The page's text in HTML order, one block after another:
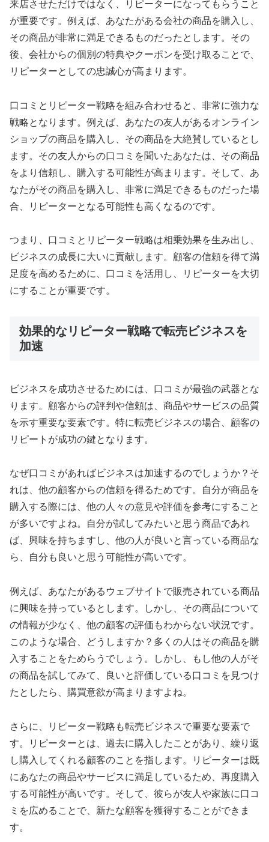
来店させただけではなく、リピーターになってもらうこと
が重要です。例えば、あなたがある会社の商品を購入し、
その商品が非常に満足できるものだったとします。その
後、会社からの個別の特典やクーポンを受け取ることで、
リピーターとしての忠誠心が高まります。
口コミとリピーター戦略を組み合わせると、非常に強力な
戦略となります。例えば、あなたの友人があるオンライン
ショップの商品を購入し、その商品を大絶賛しているとし
ます。その友人からの口コミを聞いたあなたは、その商品
をより信頼し、購入する可能性が高まります。そして、あ
なたがその商品を購入し、非常に満足できるものだった場
合、リピーターとなる可能性も高くなるのです。
つまり、口コミとリピーター戦略は相乗効果を生み出し、
ビジネスの成長に大いに貢献します。顧客の信頼を得て満
足度を高めるために、口コミを活用し、リピーターを大切
にすることが重要です。
効果的なリピーター戦略で転売ビジネスを
加速
ビジネスを成功させるためには、口コミが最強の武器とな
ります。顧客からの評判や信頼は、商品やサービスの品質
を示す重要な要素です。特に転売ビジネスの場合、顧客の
リピートが成功の鍵となります。
なぜ口コミがあればビジネスは加速するのでしょうか？そ
れは、他の顧客からの信頼を得るためです。自分が商品を
購入する際には、他の人々の意見や評価を参考にすること
が多いですよね。自分が試してみたいと思う商品であれ
ば、興味を持ちますし、他の人が良いと言っている商品な
ら、自分も良いと思う可能性が高いです。
例えば、あなたがあるウェブサイトで販売されている商品
に興味を持っているとします。しかし、その商品について
の情報が少なく、他の顧客の評価もわからない状況です。
このような場合、どうしますか？多くの人はその商品を購
入することをためらうでしょう。しかし、もし他の人がそ
の商品を試してみて、良いと評価している口コミを見つけ
たとしたら、購買意欲が高まりますよね。
さらに、リピーター戦略も転売ビジネスで重要な要素で
す。リピーターとは、過去に購入したことがあり、繰り返
し購入してくれる顧客のことを指します。リピーターは既
にあなたの商品やサービスに満足しているため、再度購入
する可能性が高いです。そして、彼らが友人や家族に口コ
ミを広めることで、新たな顧客を獲得することができま
す。